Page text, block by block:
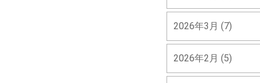
2026年3月 (7)
2026年2月 (5)